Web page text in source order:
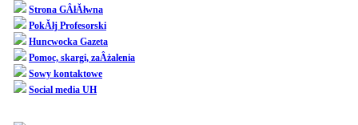
Strona GÂłĂłwna
PokĂłj Profesorski
Huncwocka Gazeta
Pomoc, skargi, zaÂżalenia
Sowy kontaktowe
Social media UH